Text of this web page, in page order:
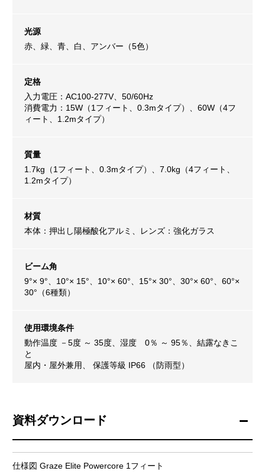
光源
赤、緑、青、白、アンバー（5色）
定格
入力電圧：AC100-277V、50/60Hz
消費電力：15W（1フィート、0.3mタイプ）、60W（4フ
ィート、1.2mタイプ）
質量
1.7kg（1フィート、0.3mタイプ）、7.0kg（4フィート、
1.2mタイプ）
材質
本体：押出し陽極酸化アルミ、レンズ：強化ガラス
ビーム角
9°× 9°、10°× 15°、10°× 60°、15°× 30°、30°× 60°、60°×
30°（6種類）
使用環境条件
動作温度 －5度 ～ 35度、湿度 0％ ～ 95％、結露なきこ
と
屋内・屋外兼用、 保護等級 IP66 （防雨型）
資料ダウンロード
仕様図 Graze Elite Powercore 1フィート